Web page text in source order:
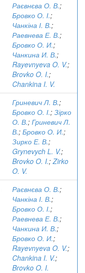
Раєвнєва О. В.;
Бровко О. І.;
Чанкіна І. В.;
Раевнева Е. В.;
Бровко О. И.;
Чанкина И. В.;
Rayevnyeva O. V.;
Brovko O. I.;
Chankina I. V.
Гриневич Л. В.;
Бровко О. І.; Зірко
О. В.; Гриневич Л.
В.; Бровко О. И.;
Зирко Е. В.;
Grynevych L. V.;
Brovko O. I.;Zirko
O. V.
Раєвнєва О. В.;
Чанкіна І. В.;
Бровко О. І.;
Раевнева Е. В.;
Чанкина И. В.;
Бровко О. И.;
Rayevnyeva O. V.;
Chankina I. V.;
Brovko O. I.